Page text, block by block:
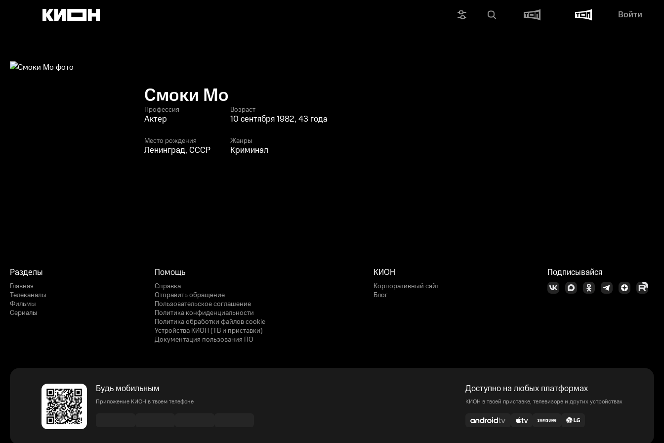
Войти
Смоки Мо
Профессия
Актер
Возраст
10 сентября 1982, 43 года
Место рождения
Ленинград, СССР
Жанры
Криминал
Разделы
Главная
Телеканалы
Фильмы
Сериалы
Помощь
Справка
Отправить обращение
Пользовательское соглашение
Политика конфиденциальности
Политика обработки файлов cookie
Устройства КИОН (ТВ и приставки)
Документация пользования ПО
КИОН
Корпоративный сайт
Блог
Подписывайся
Будь мобильным
Приложение КИОН в твоем телефоне
Доступно на любых платформах
КИОН в твоей приставке, телевизоре и других устройствах